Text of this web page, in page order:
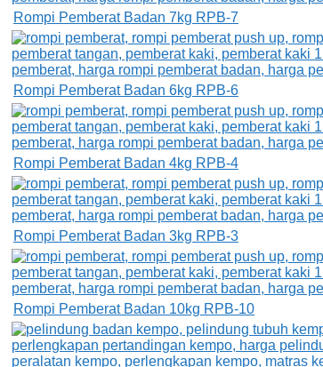
Rompi Pemberat Badan 7kg RPB-7
Rompi Pemberat Badan 6kg RPB-6
Rompi Pemberat Badan 4kg RPB-4
Rompi Pemberat Badan 3kg RPB-3
Rompi Pemberat Badan 10kg RPB-10